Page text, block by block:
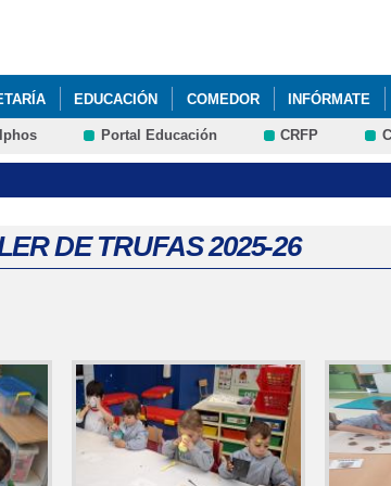
EDUCACIÓN COMEDOR INFÓRMATE
Portal Educación CRFP
DE TRUFAS 2025-26